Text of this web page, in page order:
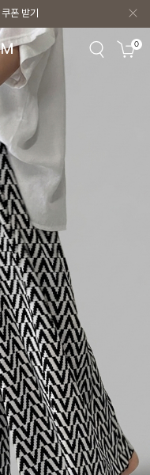
쿠폰 받기
쿠폰 받기 0